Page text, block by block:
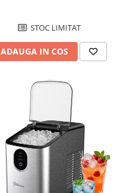
STOC LIMITAT
ADAUGA IN COS